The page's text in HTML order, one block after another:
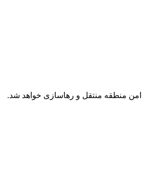
منطقه منتقل و رهاسازی خواهد شد.